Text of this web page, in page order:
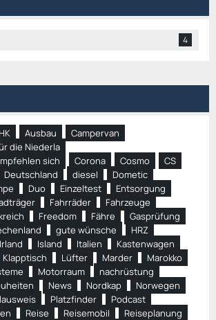
4
Ausbau
Campervan
die Niederla
sich
Corona Cosmo
CS
Deutschland diesel
Dometic
Duo Einzeltest
Entsorgung
Fahrräder
Fahrzeuge
Freedom Fähre
Gasprüfung
gute wünsche
HRZ
Irland Island Italien
Kastenwagen
Klapptisch Lüfter Marder
Marokko
Motorraum
nachrüstung
News Nordkap
Norwegen
Platzfinder
Podcast
Reise Reisemobil
Reiseplanung